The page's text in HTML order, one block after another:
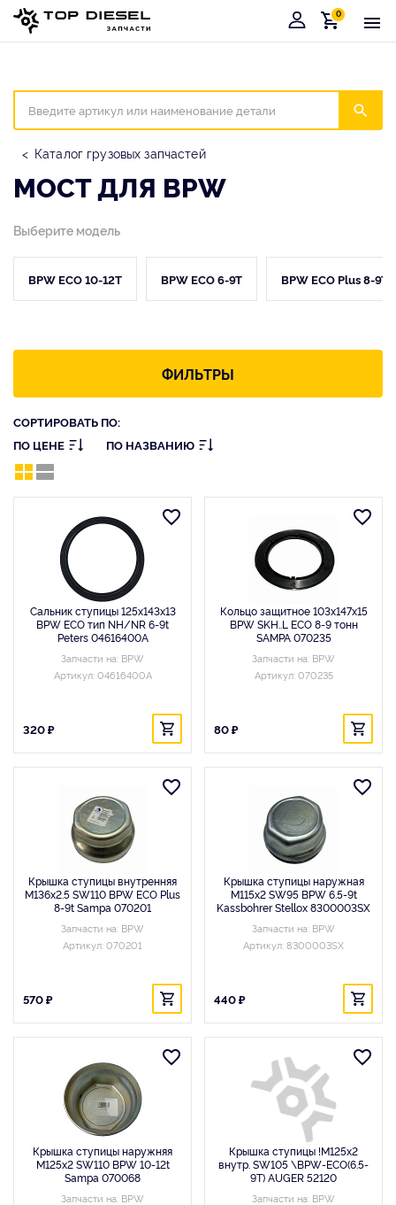
Корзина
0
Каталог грузовых запчастей
МОСТ ДЛЯ BPW
Выберите модель
BPW ECO 10-12T BPW ECO 6-9T BPW ECO Plus 8-9T
ФИЛЬТРЫ
СОРТИРОВАТЬ ПО:
ПО ЦЕНЕ
ПО НАЗВАНИЮ
Сальник ступицы 125x143x13
BPW ECO тип NH/NR 6-9t
Peters 04616400A
Запчасти на: BPW
Артикул: 04616400A
320 ₽
Кольцо защитное 103x147x15
BPW SKH..L ECO 8-9 тонн
SAMPA 070235
Запчасти на: BPW
Артикул: 070235
80 ₽
Крышка ступицы внутренняя
M136x2.5 SW110 BPW ECO Plus
8-9t Sampa 070201
Запчасти на: BPW
Артикул: 070201
570 ₽
Крышка ступицы наружная
M115x2 SW95 BPW 6.5-9t
Kassbohrer Stellox 8300003SX
Запчасти на: BPW
Артикул: 8300003SX
440 ₽
Крышка ступицы наружняя
M125x2 SW110 BPW 10-12t
Sampa 070068
Запчасти на: BPW
Крышка ступицы !M125x2
внутр. SW105 \BPW-ECO(6.5-
9Т) AUGER 52120
Запчасти на: BPW